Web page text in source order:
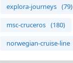
explora-journeys (79)
msc-cruceros (180)
norwegian-cruise-line